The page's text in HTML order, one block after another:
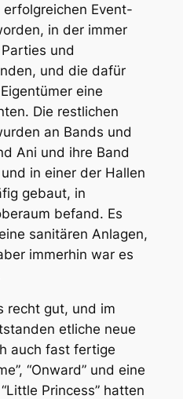
Event-
in der immer
und
und die dafür
eine
Die restlichen
an Bands und
Ani und ihre Band
in einer der Hallen
gebaut, in
befand. Es
sanitären Anlagen,
immerhin war es
recht gut, und im
etliche neue
auch fast fertige
“Onward” und eine
Princess” hatten